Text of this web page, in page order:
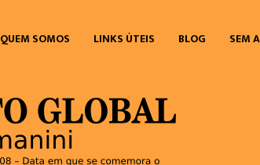
QUEM SOMOS LINKS ÚTEIS BLOG SEM